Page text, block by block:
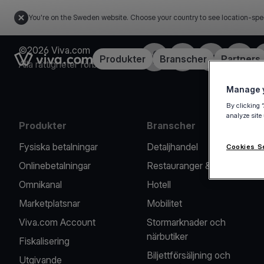
You're on the Sweden website. Choose your country to see location-
Link to the homepageProdukter Branscher Partners
©2026 Viva.com
Alla rättigheter förbehållna
Facebook
X LinkedIn
Produkter
Fysiska betalningar
Onlinebetalningar
Omnikanal
Marketplatsnar
Viva.com Account
Fiskalisering
Utgivande
Branscher
Detaljhandel
Restauranger & Caféer
Hotell
Mobilitet
Stormarknader och
närbutiker
Biljettförsäljning och
Manage
By clicking
analyze
Cookies